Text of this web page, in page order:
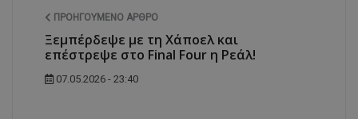
ΠΡΟΗΓΟΎΜΕΝΟ ΆΡΘΡΟ
Ξεμπέρδεψε με τη Χάποελ και
επέστρεψε στο Final Four η Ρεάλ!
07.05.2026 - 23:40